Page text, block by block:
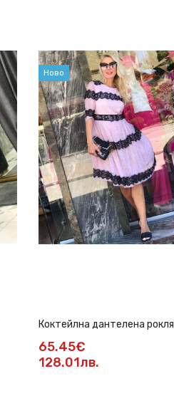
Ново
Коктейлна дантелена рокля
65.45€
128.01лв.